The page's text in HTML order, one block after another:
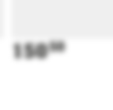
15050